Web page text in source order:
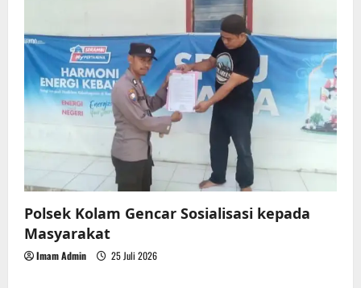
Polsek Kolam Gencar Sosialisasi kepada
Masyarakat
Imam Admin 25 Juli 2026